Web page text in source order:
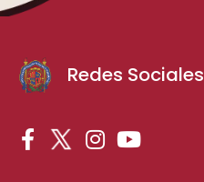
Redes Sociales